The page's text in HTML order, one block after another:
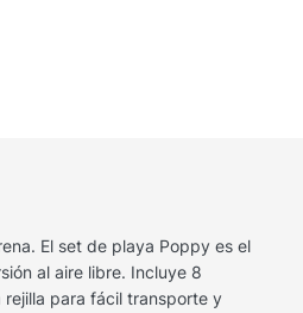
El set de playa Poppy es el
al aire libre. Incluye 8
para fácil transporte y